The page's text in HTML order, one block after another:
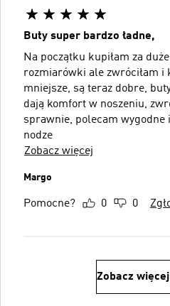
Buty super bardzo ładne,
Na początku kupiłam za
rozmiarówki ale zwróciłam i
mniejsze, są teraz dobre,
dają komfort w noszeniu,
sprawnie, polecam wygodne
nodze
Zobacz więcej
Margo
Pomocne? 0 0
Zobacz